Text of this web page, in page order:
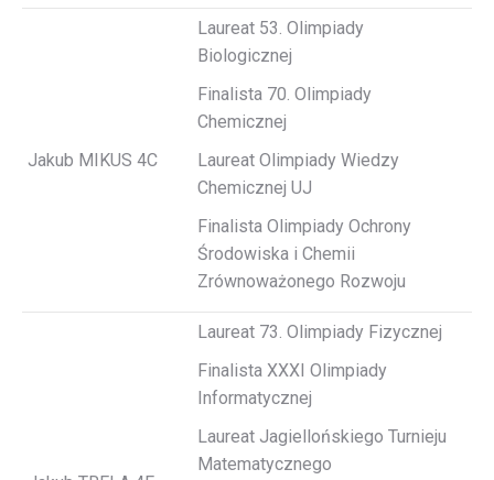
Jakub MIKUS 4C
Laureat 53. Olimpiady
Biologicznej
Finalista 70. Olimpiady
Chemicznej
Laureat Olimpiady Wiedzy
Chemicznej UJ
Finalista Olimpiady Ochrony
Środowiska i Chemii
Zrównoważonego Rozwoju
Laureat 73. Olimpiady Fizycznej
Finalista XXXI Olimpiady
Informatycznej
Laureat Jagiellońskiego Turnieju
Matematycznego